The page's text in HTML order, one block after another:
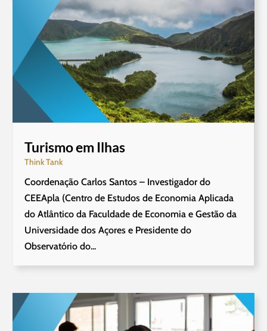
Turismo em Ilhas
Think Tank
Coordenação Carlos Santos – Investigador do
CEEApla (Centro de Estudos de Economia Aplicada
do Atlântico da Faculdade de Economia e Gestão da
Universidade dos Açores e Presidente do
Observatório do...